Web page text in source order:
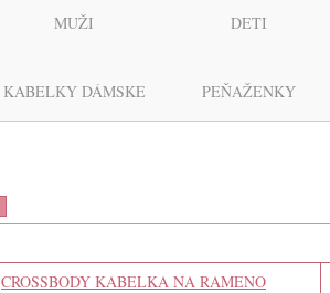
MUŽI DETI
KABELKY DÁMSKE PEŇAŽENKY
CROSSBODY KABELKA NA RAMENO